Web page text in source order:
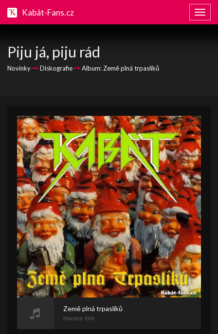
Kabát-Fans.cz
Piju já, piju rád
Novinky Diskografie Album: Země plná trpaslíků
Země plná trpaslíků
Monitor-EMI